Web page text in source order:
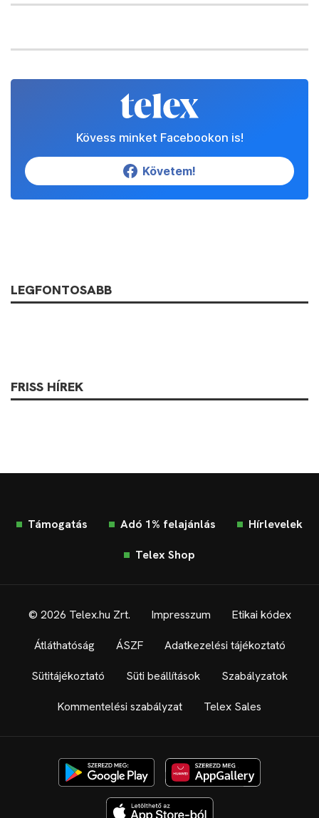
Kövess minket Facebookon is!
Követem!
LEGFONTOSABB
FRISS HÍREK
Támogatás Adó 1% felajánlás Hírlevelek
Telex Shop
© 2026 Telex.hu Zrt. Impresszum Etikai kódex
Átláthatóság ÁSZF Adatkezelési tájékoztató
Sütitájékoztató Süti beállítások Szabályzatok
Kommentelési szabályzat Telex Sales